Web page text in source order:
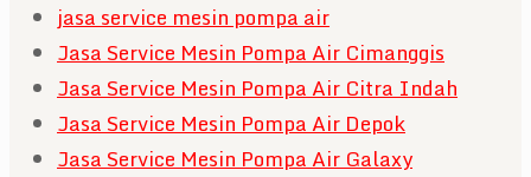
jasa service mesin pompa air
Jasa Service Mesin Pompa Air Cimanggis
Jasa Service Mesin Pompa Air Citra Indah
Jasa Service Mesin Pompa Air Depok
Jasa Service Mesin Pompa Air Galaxy